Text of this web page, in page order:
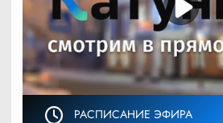
РАСПИСАНИЕ ЭФИРА